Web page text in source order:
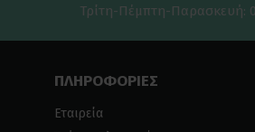
Τρίτη-Πέμπτη-Παρασκευή:
ΠΛΗΡΟΦΟΡΙΕΣ
Εταιρεία